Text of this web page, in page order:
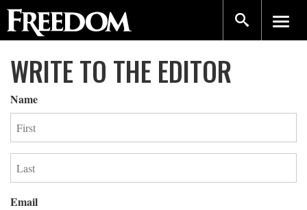
WRITE TO THE EDITOR
Name
Email